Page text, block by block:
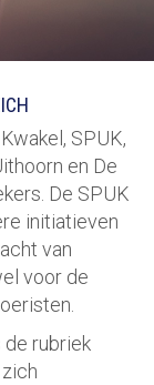
SPUK,
en De
De SPUK
initiatieven
van
voor de
de rubriek